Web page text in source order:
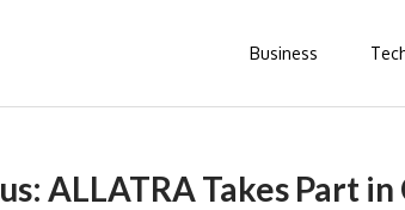
Business
ALLATRA Takes Part